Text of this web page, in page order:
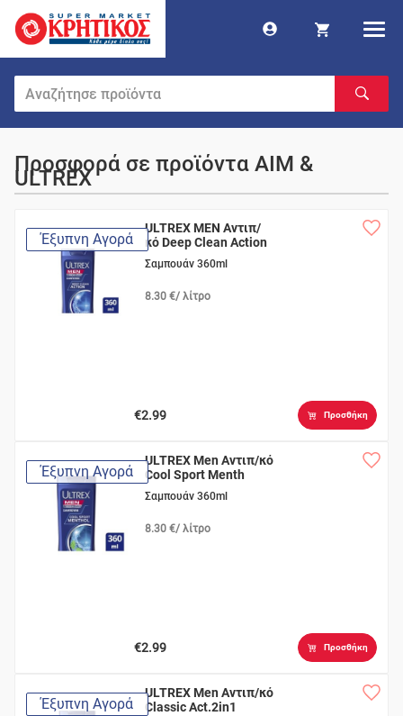
Προσφορά σε προϊόντα AIM &
ULTREX
Έξυπνη Αγορά
ULTREX MEN Αντιπ/
κό Deep Clean Action
Σαμπουάν 360ml
8.30 €/ λίτρο
€2.99 Προσθήκη
Έξυπνη Αγορά
ULTREX Men Αντιπ/κό
Cool Sport Menth
Σαμπουάν 360ml
8.30 €/ λίτρο
€2.99 Προσθήκη
Έξυπνη Αγορά
ULTREX Men Αντιπ/κό
Classic Act.2in1